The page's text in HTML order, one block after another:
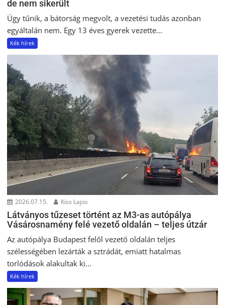
de nem sikerült
Úgy tűnik, a bátorság megvolt, a vezetési tudás azonban
egyáltalán nem. Egy 13 éves gyerek vezette...
Kék hírek
2026.07.15. Kiss Lajos
Látványos tűzeset történt az M3-as autópálya
Vásárosnamény felé vezető oldalán – teljes útzár
Az autópálya Budapest felől vezető oldalán teljes
szélességében lezárták a sztrádát, emiatt hatalmas
torlódások alakultak ki...
Kék hírek